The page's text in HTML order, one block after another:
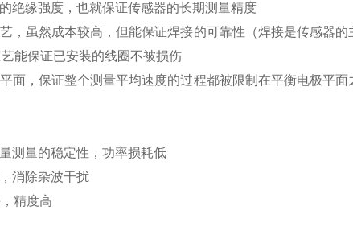
绝缘强度，也就保证传感器的长期测量精度
，虽然成本较高，但能保证焊接的可靠性（焊接是传感器
能保证已安装的线圈不被损伤
面，保证整个测量平均速度的过程都被限制在平衡电极平
测量的稳定性，功率损耗低
消除杂波干扰
精度高